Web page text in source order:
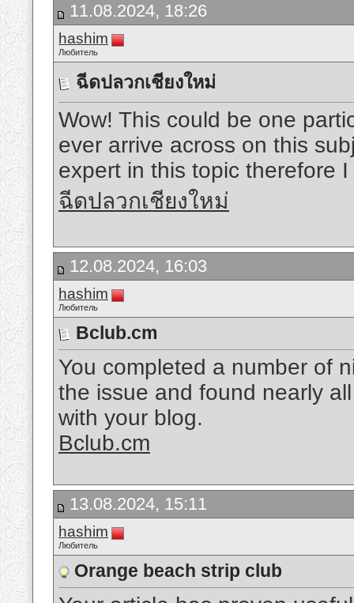
11.08.2024, 18:26
hashim
Любитель
ฉีดปลวกเชียงใหม่
Wow! This could be one
ever arrive across on this
expert in this topic therefore
ฉีดปลวกเชียงใหม่
12.08.2024, 16:03
hashim
Любитель
Bclub.cm
You completed a number of
the issue and found nearly
with your blog.
Bclub.cm
13.08.2024, 15:11
hashim
Любитель
Orange beach strip club